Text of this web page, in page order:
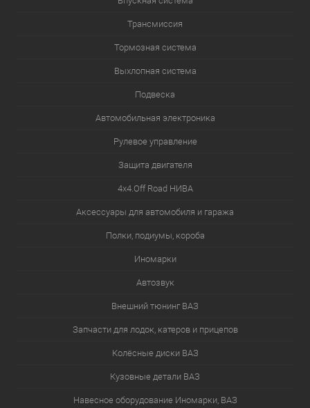
Трансмиссия
Тормозная система
Выхлопная система
Подвеска
Автомобильная электроника
Рулевое управление
Защита двигателя
4х4.Off Road НИВА
Аксессуары для автомобиля и гаража
Полки, подиумы, короба
Иномарки
Автозвук
Внешний тюнинг ВАЗ
Запчасти для лодок, катеров и прицепов
Колёсные диски ВАЗ
Кузовные детали ВАЗ
Навесное оборудование Иномарки, ВАЗ